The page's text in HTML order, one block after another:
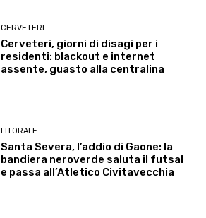
CERVETERI
Cerveteri, giorni di disagi per i
residenti: blackout e internet
assente, guasto alla centralina
LITORALE
Santa Severa, l’addio di Gaone: la
bandiera neroverde saluta il futsal
e passa all’Atletico Civitavecchia